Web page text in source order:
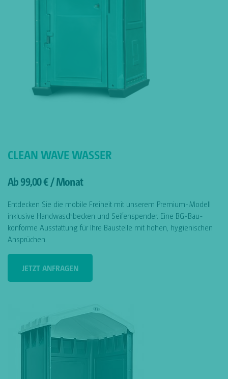
CLEAN WAVE WASSER
Ab 99,00 € / Monat
Entdecken Sie die mobile Freiheit mit unserem Premium-Modell
inklusive Handwaschbecken und Seifenspender. Eine BG-Bau-
konforme Ausstattung für Ihre Baustelle mit hohen, hygienischen
Ansprüchen.
JETZT ANFRAGEN